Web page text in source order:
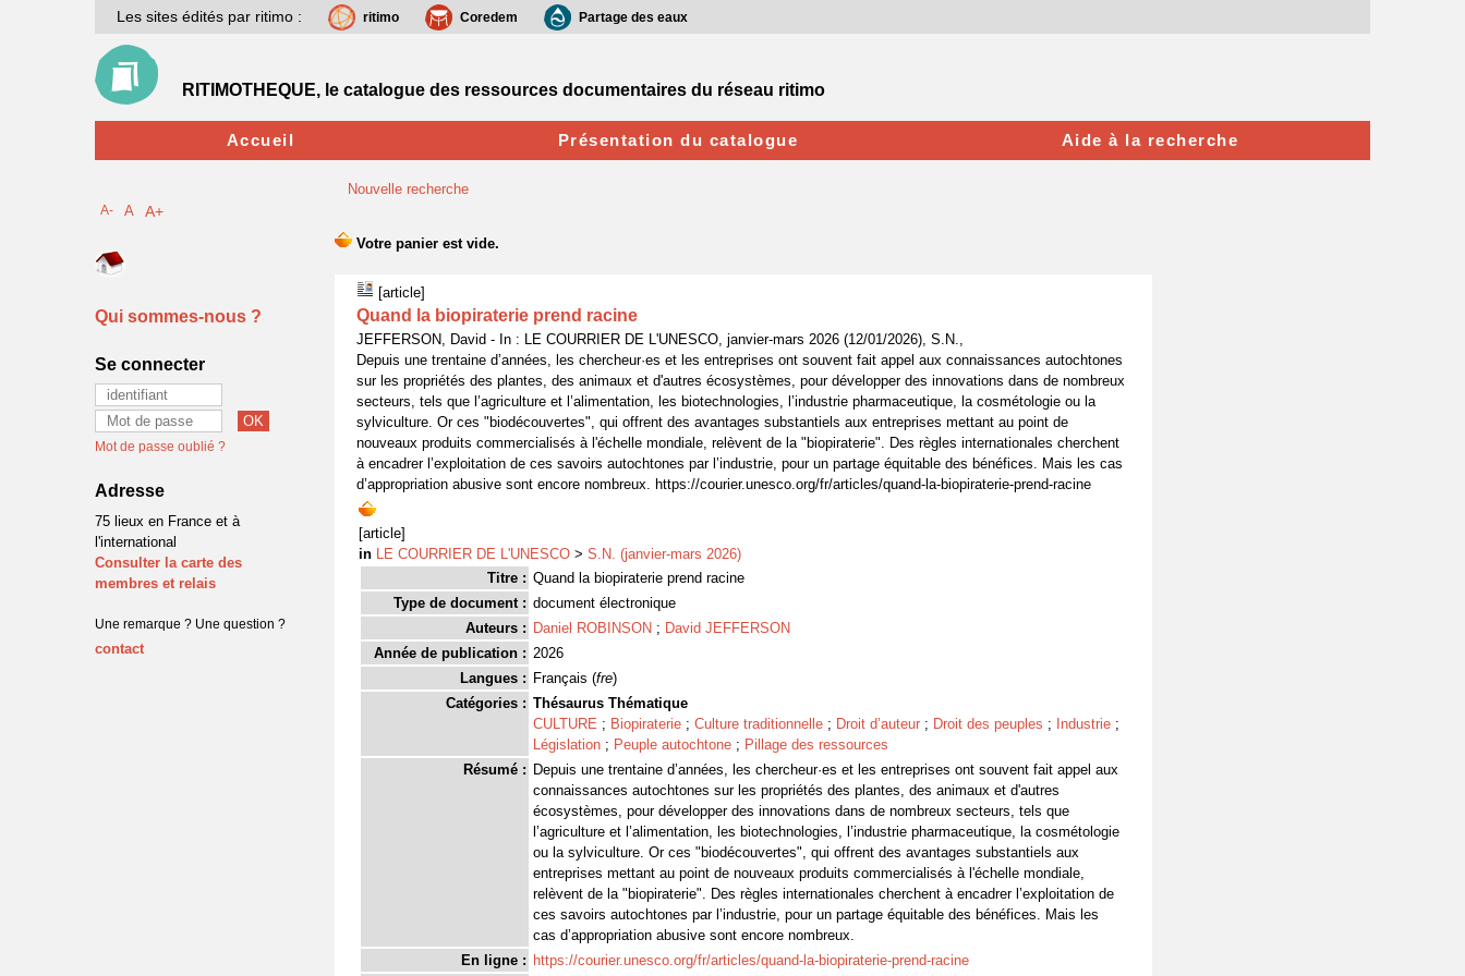
Nouvelle recherche
[article]
Quand la biopiraterie prend racine
JEFFERSON, David - In : LE COURRIER DE L'UNESCO, janvier-mars 2026 (12/01/2026), S.N.,
Depuis une trentaine d’années, les chercheur·es et les entreprises ont souvent fait appel aux connaissances autochtones
sur les propriétés des plantes, des animaux et d'autres écosystèmes, pour développer des innovations dans de nombreux
secteurs, tels que l’agriculture et l’alimentation, les biotechnologies, l’industrie pharmaceutique, la cosmétologie ou la
sylviculture. Or ces "biodécouvertes", qui offrent des avantages substantiels aux entreprises mettant au point de
nouveaux produits commercialisés à l'échelle mondiale, relèvent de la "biopiraterie". Des règles internationales cherchent
à encadrer l’exploitation de ces savoirs autochtones par l’industrie, pour un partage équitable des bénéfices. Mais les cas
d’appropriation abusive sont encore nombreux. https://courier.unesco.org/fr/articles/quand-la-biopiraterie-prend-racine
[article]
in LE COURRIER DE L'UNESCO > S.N. (janvier-mars 2026)
Titre : Quand la biopiraterie prend racine
Type de document : document électronique
Auteurs : Daniel ROBINSON ; David JEFFERSON
Année de publication : 2026
Langues : Français (fre)
Catégories : Thésaurus Thématique
CULTURE ; Biopiraterie ; Culture traditionnelle ; Droit d’auteur ; Droit des peuples ; Industrie ;
Législation ; Peuple autochtone ; Pillage des ressources
Résumé : Depuis une trentaine d’années, les chercheur·es et les entreprises ont souvent fait appel aux
connaissances autochtones sur les propriétés des plantes, des animaux et d'autres
écosystèmes, pour développer des innovations dans de nombreux secteurs, tels que
l’agriculture et l’alimentation, les biotechnologies, l’industrie pharmaceutique, la cosmétologie
ou la sylviculture. Or ces "biodécouvertes", qui offrent des avantages substantiels aux
entreprises mettant au point de nouveaux produits commercialisés à l'échelle mondiale,
relèvent de la "biopiraterie". Des règles internationales cherchent à encadrer l’exploitation de
ces savoirs autochtones par l’industrie, pour un partage équitable des bénéfices. Mais les
cas d’appropriation abusive sont encore nombreux.
En ligne : https://courier.unesco.org/fr/articles/quand-la-biopiraterie-prend-racine
Les sites édités par ritimo : ritimo Coredem Partage des eaux
RITIMOTHEQUE, le catalogue des ressources documentaires du réseau ritimo
Accueil Présentation du catalogue Aide à la recherche
A- A A+
Qui sommes-nous ?
Se connecter
Mot de passe oublié ?
Adresse
75 lieux en France et à
l'international
Consulter la carte des
membres et relais
Une remarque ? Une question ?
contact